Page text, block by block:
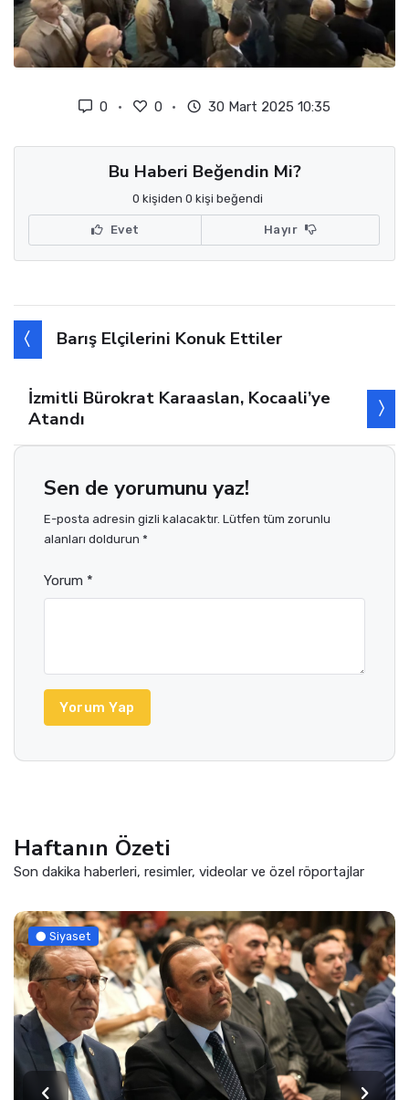
0 0 30 Mart 2025 10:35
Bu Haberi Beğendin Mi?
0 kişiden 0 kişi beğendi
Evet Hayır
Barış Elçilerini Konuk Ettiler
İzmitli Bürokrat Karaaslan, Kocaali’ye
Atandı
Sen de yorumunu yaz!
E-posta adresin gizli kalacaktır. Lütfen tüm zorunlu
alanları doldurun *
Yorum *
Yorum Yap
Haftanın Özeti
Son dakika haberleri, resimler, videolar ve özel röportajlar
Siyaset